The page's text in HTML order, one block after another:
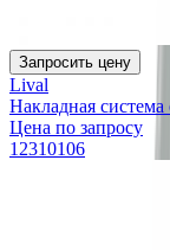
Запросить цену
Lival
Накладная
Цена по запросу
12310106